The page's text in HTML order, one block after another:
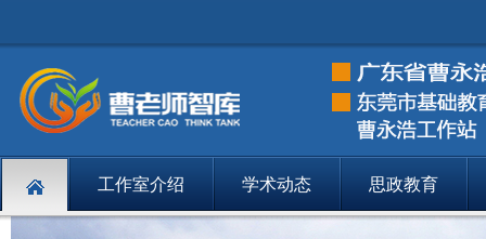
工作室介绍 学术动态 思政教育